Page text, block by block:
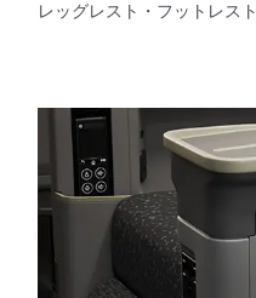
レッグレスト・フットレスト